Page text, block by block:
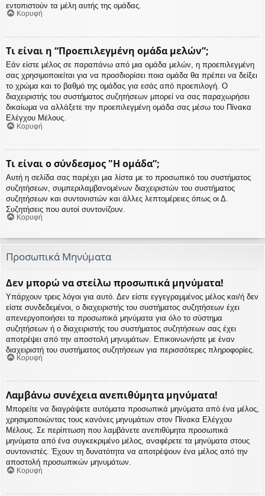
εντοπιστούν τα μέλη αυτής της ομάδας.
Κορυφή
Τι είναι η “Προεπιλεγμένη ομάδα μελών”;
Εάν είστε μέλος σε παραπάνω από μια ομάδα μελών, η προεπιλεγμένη
σας χρησιμοποιείται για να προσδιορίσει ποια ομάδα θα πρέπει να δείξει
το χρώμα και το βαθμό της ομάδας για εσάς από προεπιλογή. Ο
διαχειριστής του συστήματος συζητήσεων μπορεί να σας παραχωρήσει
δικαίωμα να αλλάξετε την προεπιλεγμένη ομάδα σας μέσω του Πίνακα
Ελέγχου Μέλους.
Κορυφή
Τι είναι ο σύνδεσμος "Η ομάδα”;
Αυτή η σελίδα σας παρέχει μια λίστα με το προσωπικό του συστήματος
συζητήσεων, συμπεριλαμβανομένων διαχειριστών του συστήματος
συζητήσεων και συντονιστών και άλλες λεπτομέρειες όπως οι Δ.
Συζητήσεις που αυτοί συντονίζουν.
Κορυφή
Προσωπικά Μηνύματα
Δεν μπορώ να στείλω προσωπικά μηνύματα!
Υπάρχουν τρεις λόγοι για αυτό. Δεν είστε εγγεγραμμένος μέλος και/ή δεν
είστε συνδεδεμένοι, ο διαχειριστής του συστήματος συζητήσεων έχει
απενεργοποιήσει τα προσωπικά μηνύματα για όλο το σύστημα
συζητήσεων ή ο διαχειριστής του συστήματος συζητήσεων σας έχει
αποτρέψει από την αποστολή μηνυμάτων. Επικοινωνήστε με έναν
διαχειριστή του συστήματος συζητήσεων για περισσότερες πληροφορίες.
Κορυφή
Λαμβάνω συνέχεια ανεπιθύμητα μηνύματα!
Μπορείτε να διαγράψετε αυτόματα προσωπικά μηνύματα από ένα μέλος,
χρησιμοποιώντας τους κανόνες μηνυμάτων στον Πίνακα Ελέγχου
Μέλους. Σε περίπτωση που λαμβάνετε ανεπιθύμητα προσωπικά
μηνύματα από ένα συγκεκριμένο μέλος, αναφέρετε τα μηνύματα στους
συντονιστές. Έχουν τη δυνατότητα να αποτρέψουν ένα μέλος από την
αποστολή προσωπικών μηνυμάτων.
Κορυφή